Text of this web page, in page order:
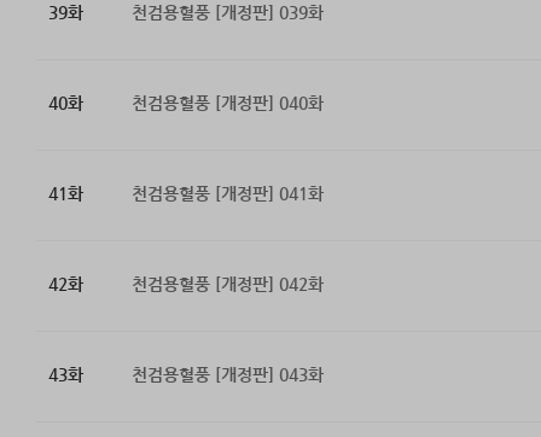
39화 천검용혈풍 [개정판] 039화
40화 천검용혈풍 [개정판] 040화
41화 천검용혈풍 [개정판] 041화
42화 천검용혈풍 [개정판] 042화
43화 천검용혈풍 [개정판] 043화